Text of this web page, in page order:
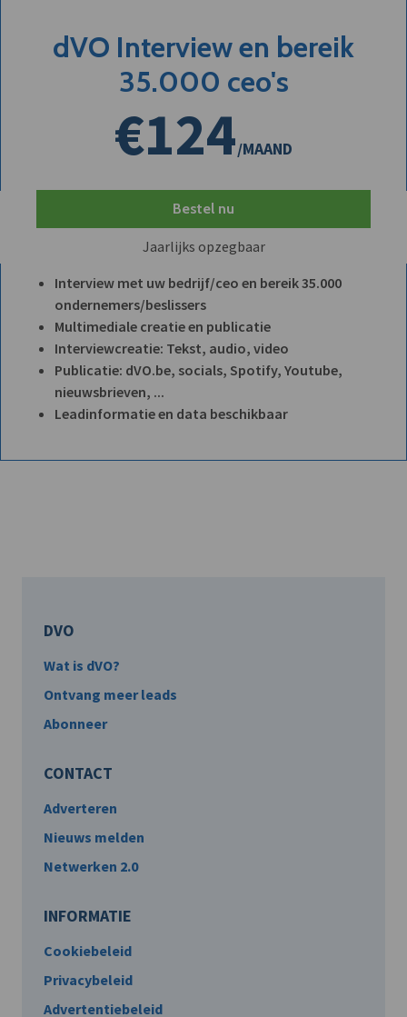
dVO Interview en bereik
35.000 ceo's
€124/MAAND
Bestel nu
Jaarlijks opzegbaar
Interview met uw bedrijf/ceo en bereik 35.000
ondernemers/beslissers
Multimediale creatie en publicatie
Interviewcreatie: Tekst, audio, video
Publicatie: dVO.be, socials, Spotify, Youtube,
nieuwsbrieven, ...
Leadinformatie en data beschikbaar
DVO
Wat is dVO?
Ontvang meer leads
Abonneer
CONTACT
Adverteren
Nieuws melden
Netwerken 2.0
INFORMATIE
Cookiebeleid
Privacybeleid
Advertentiebeleid